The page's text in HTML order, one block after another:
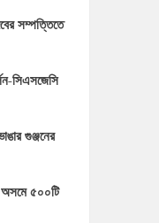
সম্পত্তিতে
সিএসজেসি
গুঞ্জনের
অসমে ৫০০টি